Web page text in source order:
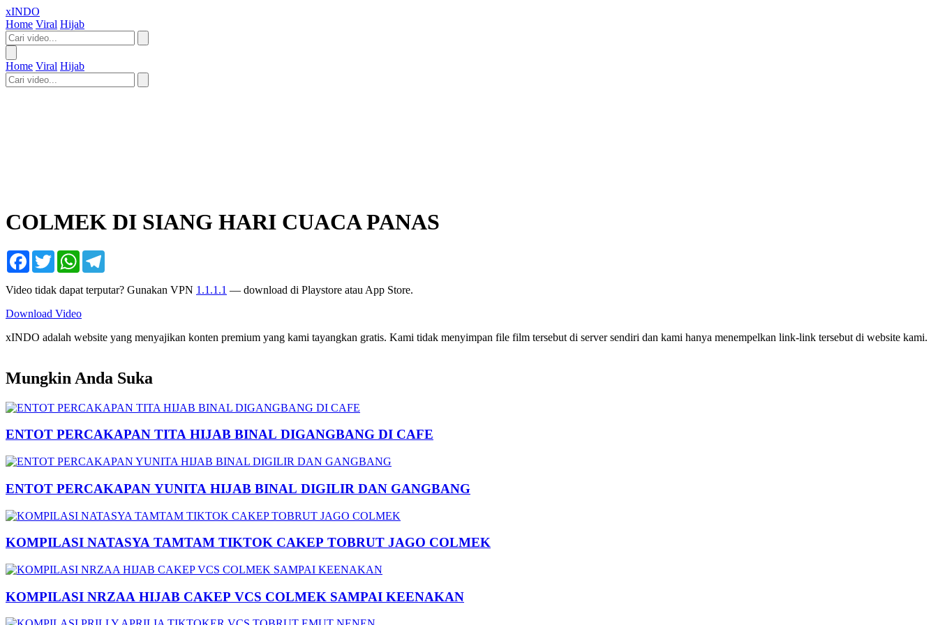
xINDO
Home Viral Hijab
Home Viral Hijab
COLMEK DI SIANG HARI CUACA PANAS
Facebook
TwitterWhatsApp
Video tidak dapat terputar? Gunakan VPN 1.1.1.1 — download di Playstore atau App Store.
Download Video
xINDO adalah website yang menyajikan konten premium yang kami tayangkan gratis. Kami tidak menyimpan file film tersebut di server sendiri dan kami hanya menempelkan link-link tersebut di website kami.
Mungkin Anda Suka
ENTOT PERCAKAPAN TITA HIJAB BINAL DIGANGBANG DI CAFE
ENTOT PERCAKAPAN YUNITA HIJAB BINAL DIGILIR DAN GANGBANG
KOMPILASI NATASYA TAMTAM TIKTOK CAKEP TOBRUT JAGO COLMEK
KOMPILASI NRZAA HIJAB CAKEP VCS COLMEK SAMPAI KEENAKAN